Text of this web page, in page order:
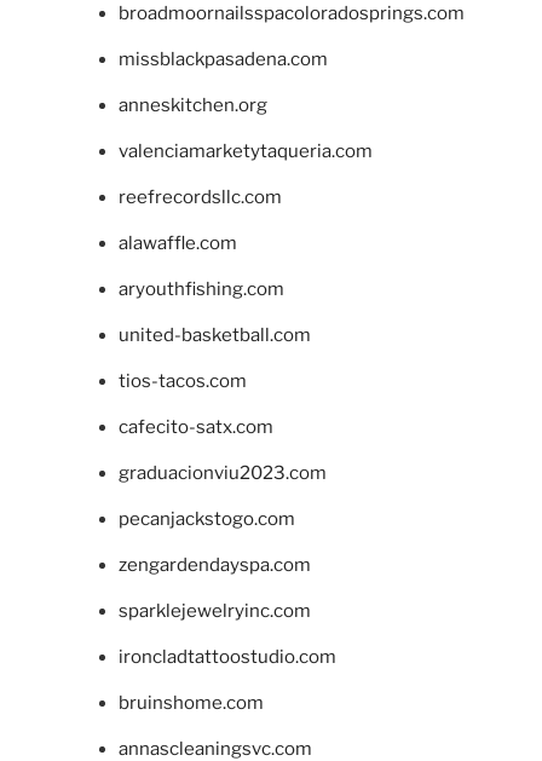
broadmoornailsspacoloradosprings.com
missblackpasadena.com
anneskitchen.org
valenciamarketytaqueria.com
reefrecordsllc.com
alawaffle.com
aryouthfishing.com
united-basketball.com
tios-tacos.com
cafecito-satx.com
graduacionviu2023.com
pecanjackstogo.com
zengardendayspa.com
sparklejewelryinc.com
ironcladtattoostudio.com
bruinshome.com
annascleaningsvc.com